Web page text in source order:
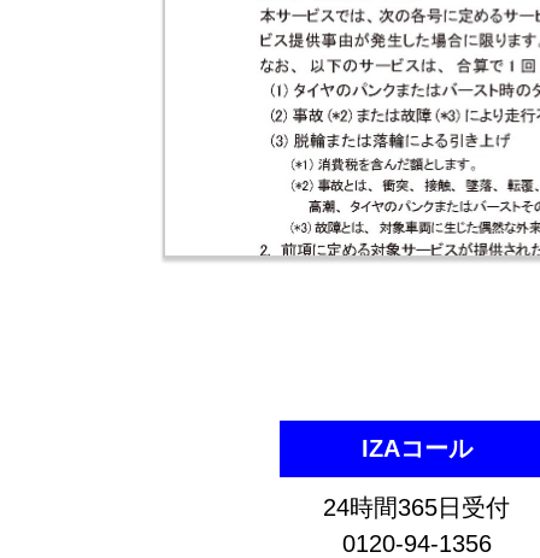
IZAコール
24時間365日受付
0120-94-1356